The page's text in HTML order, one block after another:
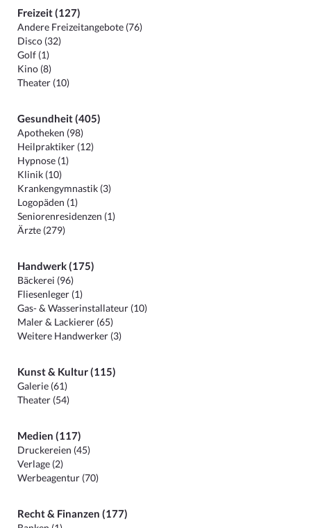
Freizeit (127)
Andere Freizeitangebote (76)
Disco (32)
Golf (1)
Kino (8)
Theater (10)
Gesundheit (405)
Apotheken (98)
Heilpraktiker (12)
Hypnose (1)
Klinik (10)
Krankengymnastik (3)
Logopäden (1)
Seniorenresidenzen (1)
Ärzte (279)
Handwerk (175)
Bäckerei (96)
Fliesenleger (1)
Gas- & Wasserinstallateur (10)
Maler & Lackierer (65)
Weitere Handwerker (3)
Kunst & Kultur (115)
Galerie (61)
Theater (54)
Medien (117)
Druckereien (45)
Verlage (2)
Werbeagentur (70)
Recht & Finanzen (177)